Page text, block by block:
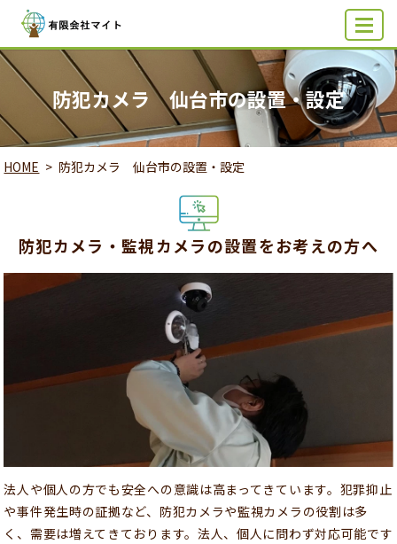
MENU
防犯カメラ 仙台市の設置・設定
HOME 防犯カメラ 仙台市の設置・設定
防犯カメラ・監視カメラの設置をお考えの方へ
法人や個人の方でも安全への意識は高まってきています。犯罪抑止
や事件発生時の証拠など、防犯カメラや監視カメラの役割は多
く、需要は増えてきております。法人、個人に問わず対応可能です